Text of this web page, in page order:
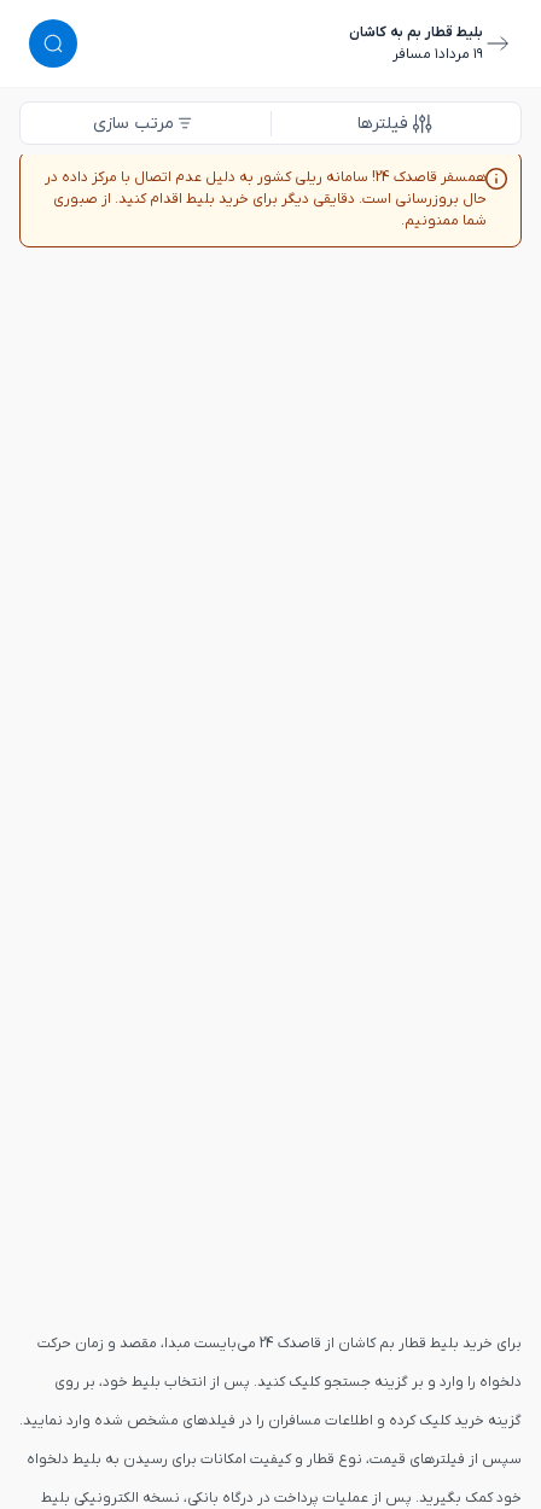
بلیط قطار بم به کاشان
١٩ مرداد
١ مسافر
فیلترها مرتب سازی
همسفر قاصدک 24! سامانه ریلی کشور به دلیل عدم اتصال با مرکز داده در
حال بروزرسانی است. دقایقی دیگر برای خرید بلیط اقدام کنید. از صبوری
شما ممنونیم.
برای خرید بلیط قطار بم کاشان از قاصدک 24 می‌بایست مبدا، مقصد و زمان حرکت
دلخواه را وارد و بر گزینه جستجو کلیک کنید. پس از انتخاب بلیط خود، بر روی
گزینه خرید کلیک کرده و اطلاعات مسافران را در فیلدهای مشخص شده وارد نمایید.
سپس از فیلترهای قیمت، نوع قطار و کیفیت امکانات برای رسیدن به بلیط دلخواه
خود کمک بگیرید. پس از عملیات پرداخت در درگاه بانکی، نسخه الکترونیکی بلیط